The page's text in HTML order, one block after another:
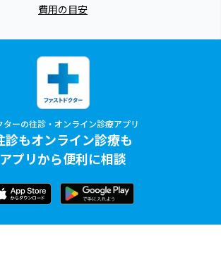
費用の目安
ターの往診・オンライン診療アプリ
診もオンライン診療も
アプリから便利に相談